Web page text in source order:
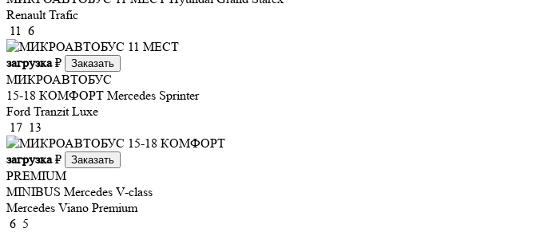
Renault Trafic
11 6
загрузка₽ Заказать
МИКРОАВТОБУС
15-18 КОМФОРТ Mercedes Sprinter
Ford Tranzit Luxe
17 13
загрузка₽ Заказать
PREMIUM
MINIBUS Mercedes V-class
Mercedes Viano Premium
6 5